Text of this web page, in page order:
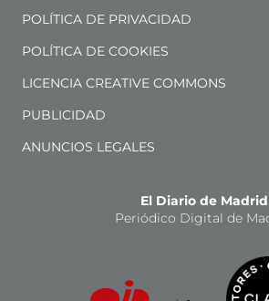
POLÍTICA DE PRIVACIDAD
POLÍTICA DE COOKIES
LICENCIA CREATIVE COMMONS
PUBLICIDAD
ANUNCIOS LEGALES
El Diario de Madrid
Periódico Digital de